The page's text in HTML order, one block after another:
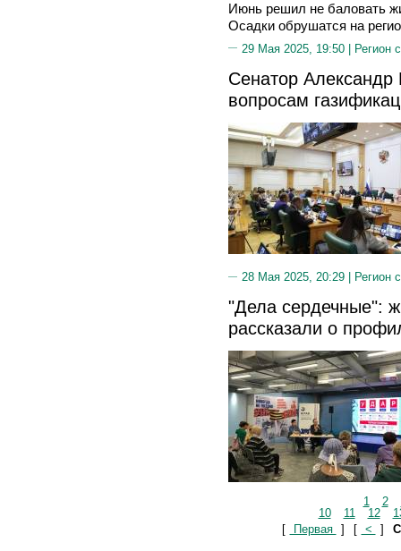
Июнь решил не баловать
Осадки обрушатся на
29 Мая 2025, 19:50 | Регион
Сенатор
вопросам
28 Мая 2025, 20:29 | Регион
"Дела сердечные":
рассказали о
1 2
10
11 12
[
Первая ] [ < ]